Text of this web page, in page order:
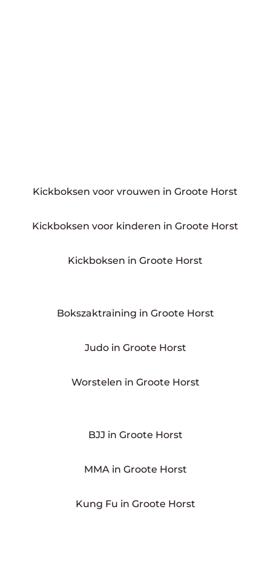
Kickboksen voor vrouwen in Groote Horst
Kickboksen voor kinderen in Groote Horst
Kickboksen in Groote Horst
Bokszaktraining in Groote Horst
Judo in Groote Horst
Worstelen in Groote Horst
BJJ in Groote Horst
MMA in Groote Horst
Kung Fu in Groote Horst